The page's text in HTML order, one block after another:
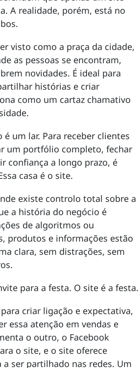
A realidade, porém, está no
visto como a praça da cidade,
as pessoas se encontram,
novidades. É ideal para
histórias e criar
como um cartaz chamativo
é um lar. Para receber clientes
um portfólio completo, fechar
confiança a longo prazo, é
casa é o site.
existe controlo total sobre a
a história do negócio é
de algoritmos ou
produtos e informações estão
clara, sem distrações, sem
para a festa. O site é a festa.
criar ligação e expectativa,
essa atenção em vendas e
o outro, o Facebook
o site, e o site oferece
ser partilhado nas redes. Um